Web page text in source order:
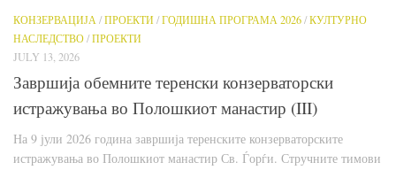
КОНЗЕРВАЦИЈА /ПРОЕКТИ/ГОДИШНА ПРОГРАМА 2026/КУЛТУРНО
НАСЛЕДСТВО/ПРОЕКТИ
JULY 13, 2026
Завршија обемните теренски конзерваторски
истражувања во Полошкиот манастир (III)
На 9 јули 2026 година завршија теренските конзерваторските
истражувања во Полошкиот манастир Св. Ѓорѓи. Стручните тимови